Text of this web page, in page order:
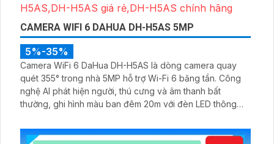
CAMERA WIFI 6 DAHUA DH-H5AS 5MP
5%-35%
Camera WiFi 6 DaHua DH-H5AS là dòng camera quay
quét 355° trong nhà 5MP hỗ trợ Wi-Fi 6 băng tần. Công
nghệ AI phát hiện người, thú cưng và âm thanh bất
thường, ghi hình màu ban đêm 20m với đèn LED thông
dụng DMSS,